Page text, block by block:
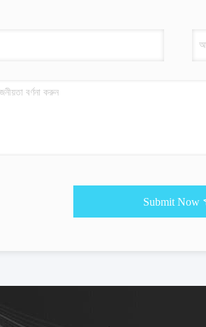
Submit Now